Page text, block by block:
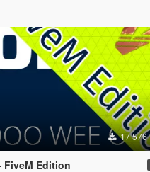
17 576
FiveM Edition